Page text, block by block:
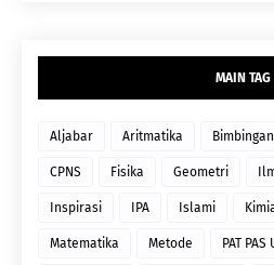
MAIN TAG
Aljabar Aritmatika
CPNS Fisika Geometri
Inspirasi IPA Islami
Matematika Metode PAT PAS